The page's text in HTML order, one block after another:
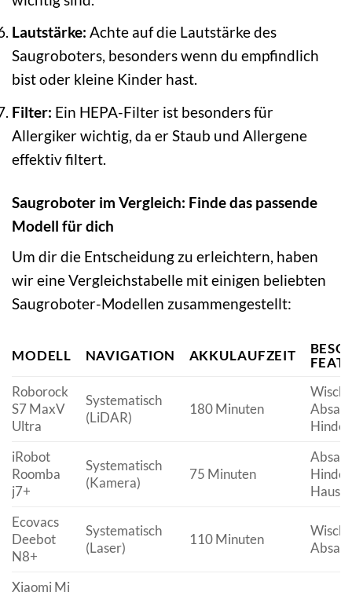
Lautstärke: Achte auf die Lautstärke des
Saugroboters, besonders wenn du empfindlich
bist oder kleine Kinder hast.
Filter: Ein HEPA-Filter ist besonders für
Allergiker wichtig, da er Staub und Allergene
effektiv filtert.
Saugroboter im Vergleich: Finde das passende
Modell für dich
Um dir die Entscheidung zu erleichtern, haben
wir eine Vergleichstabelle mit einigen beliebten
Saugroboter-Modellen zusammengestellt:
MODELL NAVIGATION AKKULAUFZEIT
Roborock
S7 MaxV
Ultra
Systematisch
(LiDAR)
180 Minuten
iRobot
Roomba
j7+
Systematisch
(Kamera)
75 Minuten
Ecovacs
Deebot
N8+
Systematisch
(Laser)
110 Minuten
Xiaomi Mi